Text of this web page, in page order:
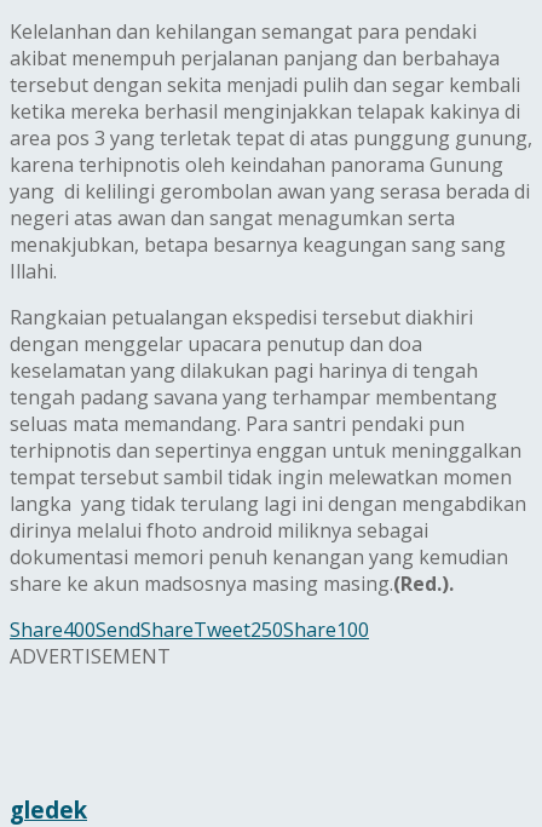
Kelelanhan dan kehilangan semangat para pendaki
akibat menempuh perjalanan panjang dan berbahaya
tersebut dengan sekita menjadi pulih dan segar kembali
ketika mereka berhasil menginjakkan telapak kakinya di
area pos 3 yang terletak tepat di atas punggung gunung,
karena terhipnotis oleh keindahan panorama Gunung
yang di kelilingi gerombolan awan yang serasa berada di
negeri atas awan dan sangat menagumkan serta
menakjubkan, betapa besarnya keagungan sang sang
Illahi.
Rangkaian petualangan ekspedisi tersebut diakhiri
dengan menggelar upacara penutup dan doa
keselamatan yang dilakukan pagi harinya di tengah
tengah padang savana yang terhampar membentang
seluas mata memandang. Para santri pendaki pun
terhipnotis dan sepertinya enggan untuk meninggalkan
tempat tersebut sambil tidak ingin melewatkan momen
langka yang tidak terulang lagi ini dengan mengabdikan
dirinya melalui fhoto android miliknya sebagai
dokumentasi memori penuh kenangan yang kemudian
share ke akun madsosnya masing masing.(Red.).
Share400SendShareTweet250Share100
ADVERTISEMENT
gledek